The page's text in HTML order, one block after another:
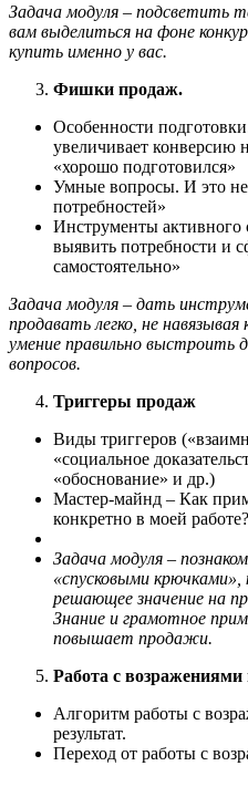
Задача модуля – подсветить
вам выделиться на фоне
купить именно у вас.
Фишки продаж.
Особенности
увеличивает конверсию
«хорошо подготовился»
Умные вопросы. И это
потребностей»
Инструменты
выявить потребности и
самостоятельно»
Задача модуля – дать
продавать легко, не навязывая
умение правильно выстроить
вопросов.
Триггеры продаж
Виды триггеров
«социальное
«обоснование» и др.)
Мастер-майнд – Как
конкретно в моей работе?
Задача модуля –
«спусковыми
решающее значение на
Знание и грамотное
повышает продажи.
Работа с
Алгоритм работы с
результат.
Переход от работы с